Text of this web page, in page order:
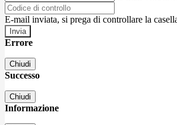
E-mail inviata, si prega di controllare la
Errore
Chiudi
Successo
Chiudi
Informazione